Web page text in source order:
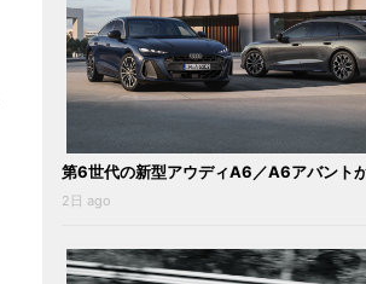
第6世代の新型アウディA6／A6アバント
2日 ago